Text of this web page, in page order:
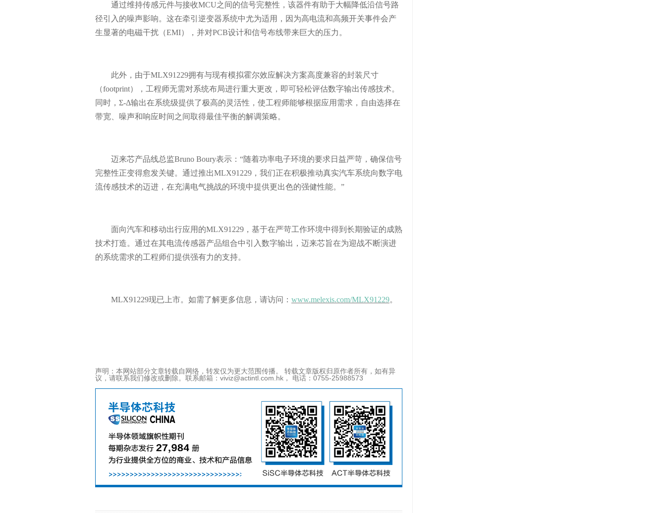
通过维持传感元件与接收MCU之间的信号完整性，该器件有助于大幅降低沿信号路
径引入的噪声影响。这在牵引逆变器系统中尤为适用，因为高电流和高频开关事件会产
生显著的电磁干扰（EMI），并对PCB设计和信号布线带来巨大的压力。
此外，由于MLX91229拥有与现有模拟霍尔效应解决方案高度兼容的封装尺寸
（footprint），工程师无需对系统布局进行重大更改，即可轻松评估数字输出传感技术。
同时，Σ-Δ输出在系统级提供了极高的灵活性，使工程师能够根据应用需求，自由选择在
带宽、噪声和响应时间之间取得最佳平衡的解调策略。
迈来芯产品线总监Bruno Boury表示：“随着功率电子环境的要求日益严苛，确保信号
完整性正变得愈发关键。通过推出MLX91229，我们正在积极推动真实汽车系统向数字电
流传感技术的迈进，在充满电气挑战的环境中提供更出色的强健性能。”
面向汽车和移动出行应用的MLX91229 ，基于在严苛工作环境中得到长期验证的成熟
技术打造。通过在其电流传感器产品组合中引入数字输出，迈来芯旨在为迎战不断演进
的系统需求的工程师们提供强有力的支持。
MLX91229现已上市。如需了解更多信息，请访问： www.melexis.com/MLX91229。
声明：本网站部分文章转载自网络，转发仅为更大范围传播。 转载文章版权归原作者所有，如有异
议，请联系我们修改或删除。联系邮箱：viviz@actintl.com.hk， 电话：0755-25988573